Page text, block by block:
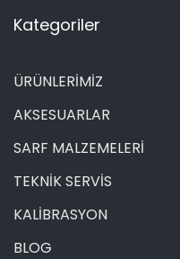
Kategoriler
ÜRÜNLERİMİZ
AKSESUARLAR
SARF MALZEMELERİ
TEKNİK SERVİS
KALİBRASYON
BLOG